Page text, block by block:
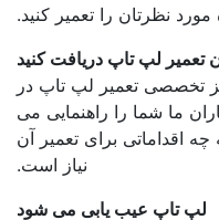
را تعمیر کنید.
لپ تاپ دریافت کنید
تعمیر لپ تاپ در
شما را راهنمایی می
برای تعمیر آن
نیاز است.
عیب یابی می شود